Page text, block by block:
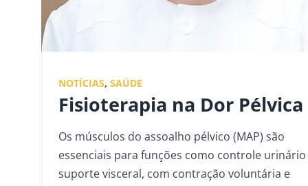
NOTÍCIAS, SAÚDE
Fisioterapia na Dor Pélvica
Os músculos do assoalho pélvico (MAP) são
essenciais para funções como controle urinário
suporte visceral, com contração voluntária e